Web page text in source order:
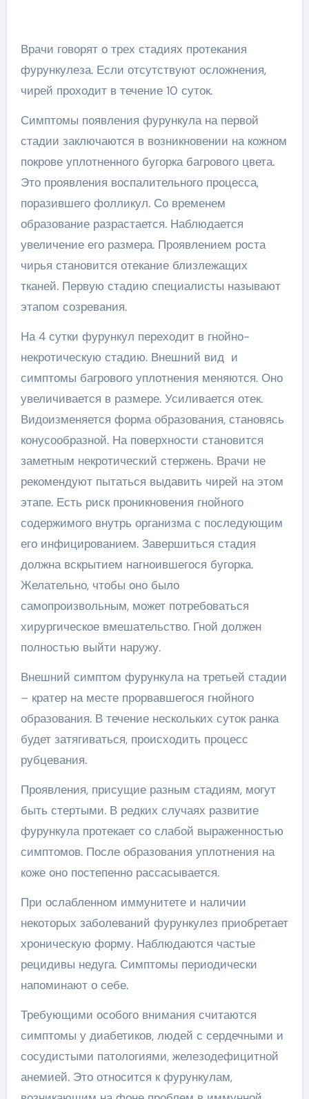
Врачи говорят о трех стадиях протекания
фурункулеза. Если отсутствуют осложнения,
чирей проходит в течение 10 суток.
Симптомы появления фурункула на первой
стадии заключаются в возникновении на кожном
покрове уплотненного бугорка багрового цвета.
Это проявления воспалительного процесса,
поразившего фолликул. Со временем
образование разрастается. Наблюдается
увеличение его размера. Проявлением роста
чирья становится отекание близлежащих
тканей. Первую стадию специалисты называют
этапом созревания.
На 4 сутки фурункул переходит в гнойно-
некротическую стадию. Внешний вид и
симптомы багрового уплотнения меняются. Оно
увеличивается в размере. Усиливается отек.
Видоизменяется форма образования, становясь
конусообразной. На поверхности становится
заметным некротический стержень. Врачи не
рекомендуют пытаться выдавить чирей на этом
этапе. Есть риск проникновения гнойного
содержимого внутрь организма с последующим
его инфицированием. Завершиться стадия
должна вскрытием нагноившегося бугорка.
Желательно, чтобы оно было
самопроизвольным, может потребоваться
хирургическое вмешательство. Гной должен
полностью выйти наружу.
Внешний симптом фурункула на третьей стадии
– кратер на месте прорвавшегося гнойного
образования. В течение нескольких суток ранка
будет затягиваться, происходить процесс
рубцевания.
Проявления, присущие разным стадиям, могут
быть стертыми. В редких случаях развитие
фурункула протекает со слабой выраженностью
симптомов. После образования уплотнения на
коже оно постепенно рассасывается.
При ослабленном иммунитете и наличии
некоторых заболеваний фурункулез приобретает
хроническую форму. Наблюдаются частые
рецидивы недуга. Симптомы периодически
напоминают о себе.
Требующими особого внимания считаются
симптомы у диабетиков, людей с сердечными и
сосудистыми патологиями, железодефицитной
анемией. Это относится к фурункулам,